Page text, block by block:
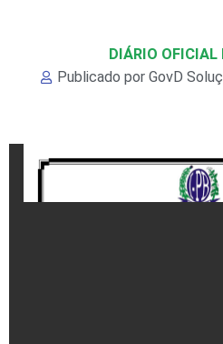
DIÁRIO
Publicado por GovD